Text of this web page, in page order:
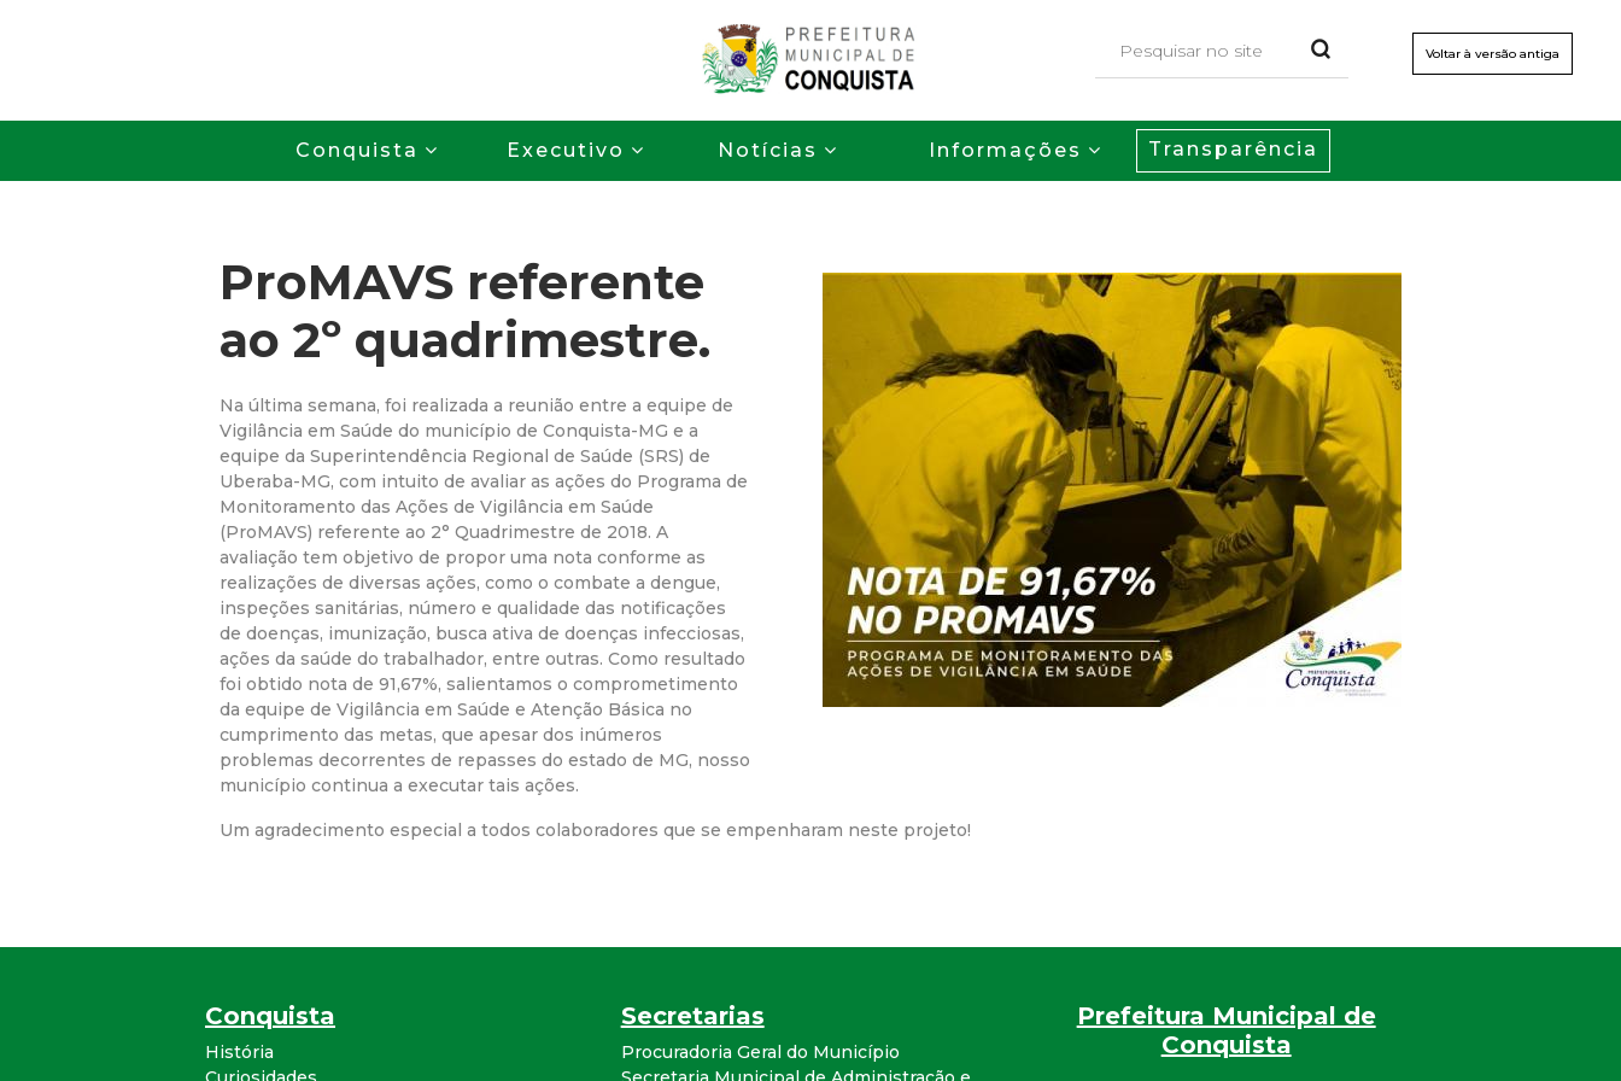
para
o
conteúdo
principal
Voltar à versão antiga
P
r
f
e
i
t
u
r
a
M
u
n
c
i
p
Conquista Executivo Notícias Informações Transparência
ProMAVS referente
ao 2º quadrimestre.
Na última semana, foi realizada a reunião entre a equipe de
Vigilância em Saúde do município de Conquista-MG e a
equipe da Superintendência Regional de Saúde (SRS) de
Uberaba-MG, com intuito de avaliar as ações do Programa de
Monitoramento das Ações de Vigilância em Saúde
(ProMAVS) referente ao 2° Quadrimestre de 2018. A
avaliação tem objetivo de propor uma nota conforme as
realizações de diversas ações, como o combate a dengue,
inspeções sanitárias, número e qualidade das notificações
de doenças, imunização, busca ativa de doenças infecciosas,
ações da saúde do trabalhador, entre outras. Como resultado
foi obtido nota de 91,67%, salientamos o comprometimento
da equipe de Vigilância em Saúde e Atenção Básica no
cumprimento das metas, que apesar dos inúmeros
problemas decorrentes de repasses do estado de MG, nosso
município continua a executar tais ações.
Um agradecimento especial a todos colaboradores que se empenharam neste projeto!
Conquista
História
Secretarias
Procuradoria Geral do Município
Prefeitura Municipal de
Conquista